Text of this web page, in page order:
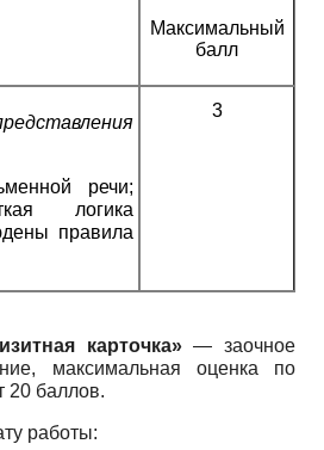
Максимальный
балл
речи;
логика
правила
3
карточка»— заочное
максимальная оценка по
20 баллов.
работы: